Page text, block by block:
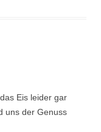
Eis leider gar
uns der Genuss